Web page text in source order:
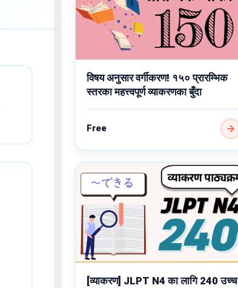
विषय अनुसार वर्गीकरण! १५० प्रारम्भिक
स्तरका महत्त्वपूर्ण व्याकरणका बुँदा
Free
[व्याकरण] JLPT N4 का लागि 240 उच्च